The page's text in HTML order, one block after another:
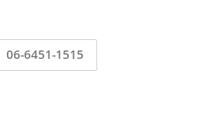
06-6451-1515